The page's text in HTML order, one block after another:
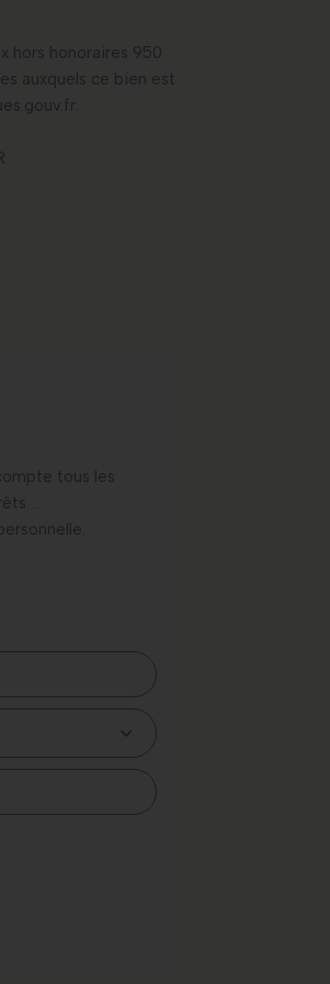
hors honoraires 950
auxquels ce bien est
tous les
…